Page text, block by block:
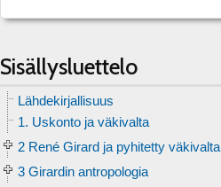
Sisällysluettelo
Lähdekirjallisuus
1. Uskonto ja väkivalta
2 René Girard ja pyhitetty väkivalta
3 Girardin antropologia